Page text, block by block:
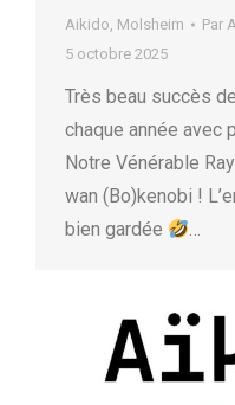
Aikido, Molsheim Par
5 octobre 2025
Très beau succès
chaque année avec
Notre Vénérable
wan (Bo)kenobi !
bien gardée
…